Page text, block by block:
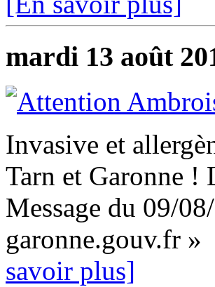
mardi 13 août
Invasive et
Tarn et Garonne !
Message du 09/
garonne.gouv.fr
savoir plus]